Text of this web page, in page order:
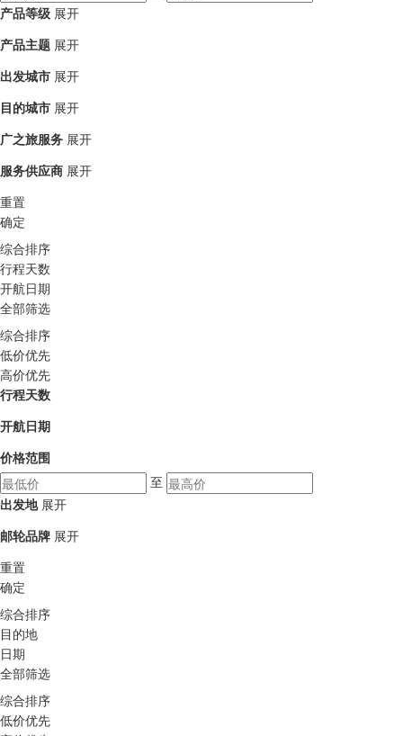
产品等级 展开
产品主题 展开
出发城市 展开
目的城市 展开
广之旅服务 展开
服务供应商 展开
重置
确定
综合排序
行程天数
开航日期
全部筛选
综合排序
低价优先
高价优先
行程天数
开航日期
价格范围
至
出发地 展开
邮轮品牌 展开
重置
确定
综合排序
目的地
日期
全部筛选
综合排序
低价优先